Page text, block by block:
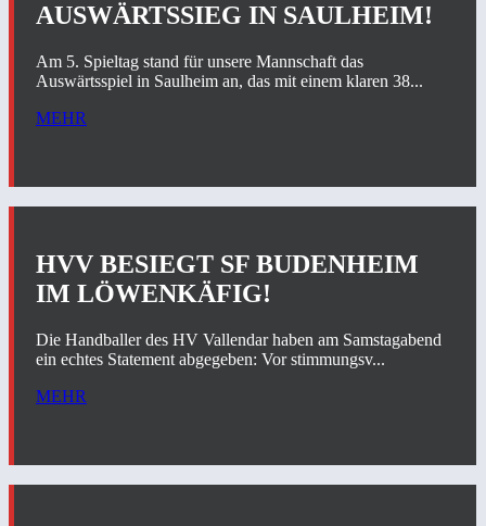
AUSWÄRTSSIEG IN SAULHEIM!
Am 5. Spieltag stand für unsere Mannschaft das
Auswärtsspiel in Saulheim an, das mit einem klaren 38...
MEHR
HVV BESIEGT SF BUDENHEIM
IM LÖWENKÄFIG!
Die Handballer des HV Vallendar haben am Samstagabend
ein echtes Statement abgegeben: Vor stimmungsv...
MEHR